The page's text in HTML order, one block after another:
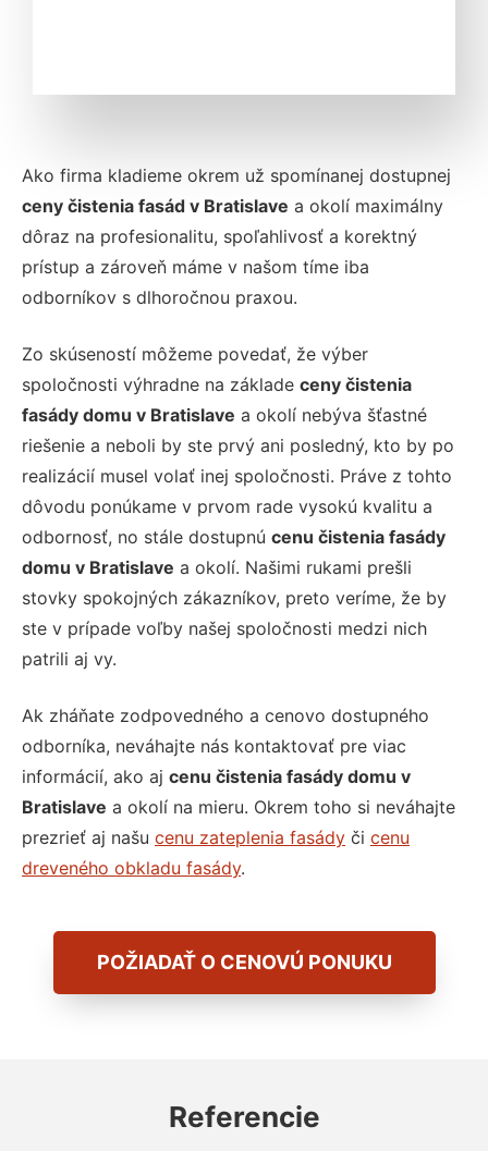
Ako firma kladieme okrem už spomínanej dostupnej
ceny čistenia fasád v Bratislave a okolí maximálny
dôraz na profesionalitu, spoľahlivosť a korektný
prístup a zároveň máme v našom tíme iba
odborníkov s dlhoročnou praxou.
Zo skúseností môžeme povedať, že výber
spoločnosti výhradne na základe ceny čistenia
fasády domu v Bratislave a okolí nebýva šťastné
riešenie a neboli by ste prvý ani posledný, kto by po
realizácií musel volať inej spoločnosti. Práve z tohto
dôvodu ponúkame v prvom rade vysokú kvalitu a
odbornosť, no stále dostupnú cenu čistenia fasády
domu v Bratislave a okolí. Našimi rukami prešli
stovky spokojných zákazníkov, preto veríme, že by
ste v prípade voľby našej spoločnosti medzi nich
patrili aj vy.
Ak zháňate zodpovedného a cenovo dostupného
odborníka, neváhajte nás kontaktovať pre viac
informácií, ako aj cenu čistenia fasády domu v
Bratislave a okolí na mieru. Okrem toho si neváhajte
prezrieť aj našu cenu zateplenia fasády či cenu
dreveného obkladu fasády.
POŽIADAŤ O CENOVÚ PONUKU
Referencie